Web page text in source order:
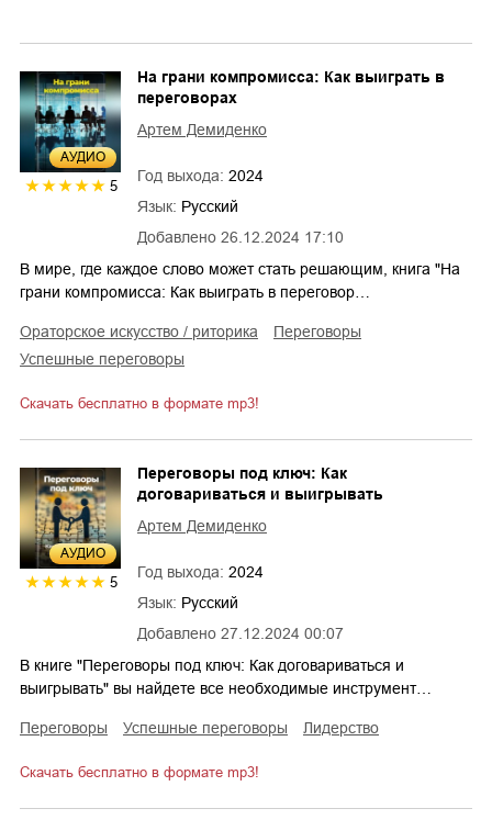
AУДИО
5
Добавлено 26.12.2024 17:10
На грани компромисса: Как выиграть в
переговорах
Артем Демиденко
Год выхода: 2024
Язык: Русский
В мире, где каждое слово может стать решающим, книга "На
грани компромисса: Как выиграть в переговор…
ораторское искусство / риторика
переговоры
успешные переговоры
Скачать бесплатно в формате mp3!
AУДИО
5
Добавлено 27.12.2024 00:07
Переговоры под ключ: Как
договариваться и выигрывать
Артем Демиденко
Год выхода: 2024
Язык: Русский
В книге "Переговоры под ключ: Как договариваться и
выигрывать" вы найдете все необходимые инструмент…
переговоры успешные переговоры лидерство
Скачать бесплатно в формате mp3!